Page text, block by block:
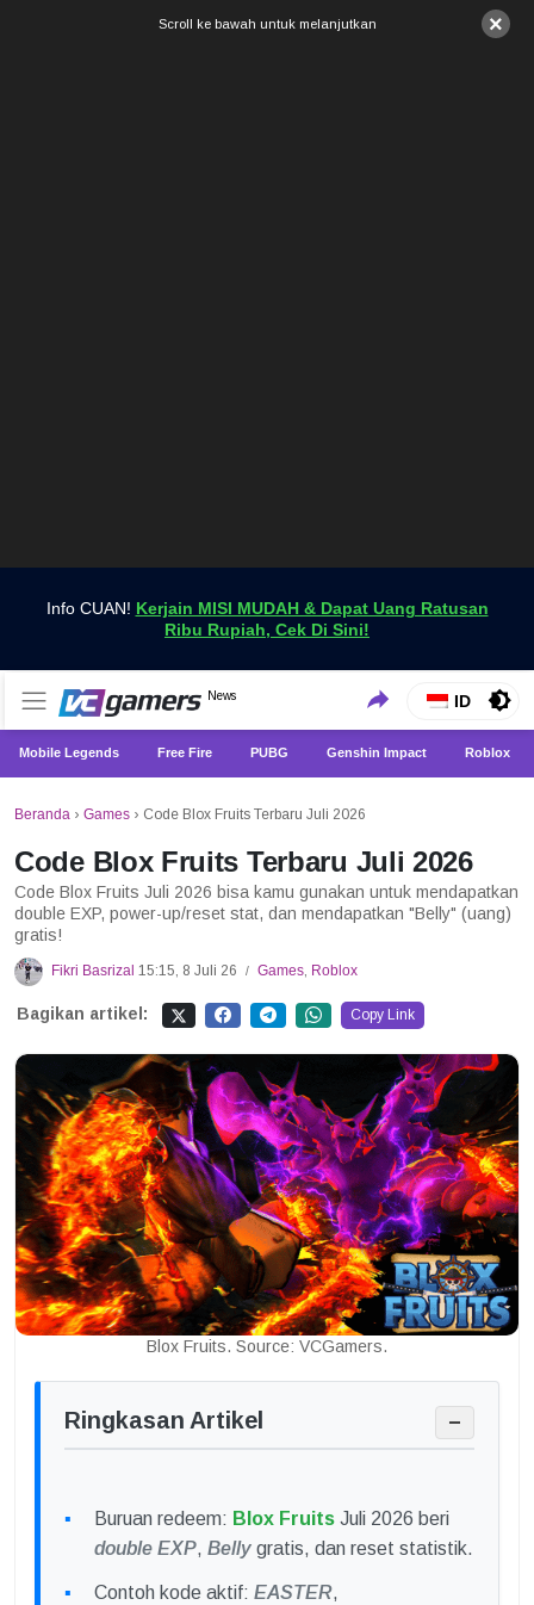
×
Scroll ke bawah untuk melanjutkan
Info CUAN! Kerjain MISI MUDAH & Dapat Uang Ratusan
Ribu Rupiah, Cek Di Sini!
VCGamers News
News
Dapatkan Berita Games Terbaru Hanya di VCGamers
ID
Mobile Legends Free Fire PUBG Genshin Impact Roblox
Beranda › Games › Code Blox Fruits Terbaru Juli 2026
Code Blox Fruits Terbaru Juli 2026
Code Blox Fruits Juli 2026 bisa kamu gunakan untuk mendapatkan
double EXP, power-up/reset stat, dan mendapatkan "Belly" (uang)
gratis!
Fikri Basrizal 15:15, 8 Juli 26 / Games, Roblox
Bagikan artikel: Copy Link
Blox Fruits. Source: VCGamers.
Ringkasan Artikel −
Buruan redeem: Blox Fruits Juli 2026 beri
double EXP, Belly gratis, dan reset statistik.
Contoh kode aktif: EASTER,